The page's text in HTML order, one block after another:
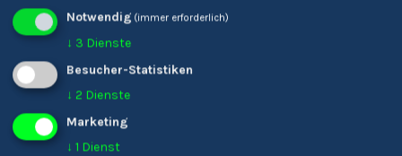
Notwendig (immer erforderlich)
↓ 3 Dienste
Besucher-Statistiken
↓ 2 Dienste
Marketing
↓ 1 Dienst